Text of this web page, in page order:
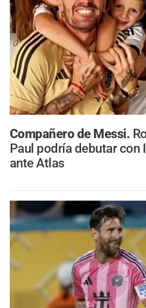
Compañero de Messi.
Paul podría debutar con
ante Atlas